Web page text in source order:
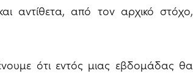
αντίθετα, από τον αρχικό στόχο,
ότι εντός μιας εβδομάδας θα